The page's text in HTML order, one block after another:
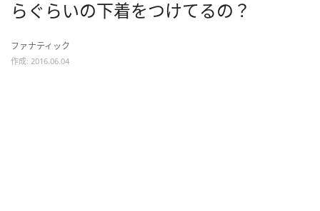
らぐらいの下着をつけてるの？
ファナティック
作成: 2016.06.04